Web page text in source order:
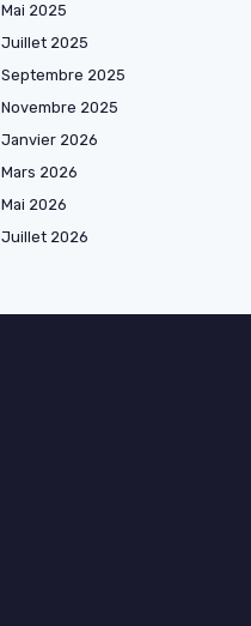
Mai 2025
Juillet 2025
Septembre 2025
Novembre 2025
Janvier 2026
Mars 2026
Mai 2026
Juillet 2026